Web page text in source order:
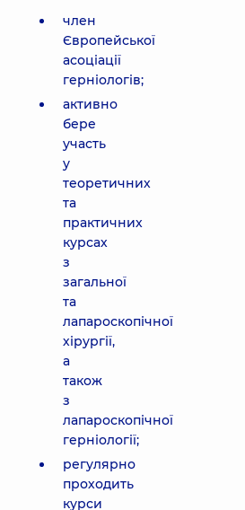
член
Європейської
асоціації
герніологів;
активно
бере
участь
у
теоретичних
та
практичних
курсах
з
загальної
та
лапароскопічної
хірургії,
а
також
з
лапароскопічної
герніології;
регулярно
проходить
курси